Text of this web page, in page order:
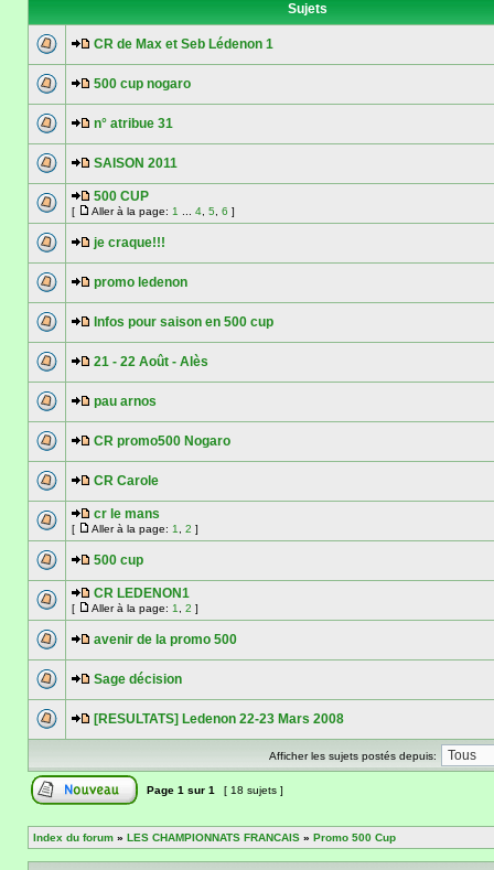
Sujets
CR de Max et Seb Lédenon 1
500 cup nogaro
n° atribue 31
SAISON 2011
500 CUP
[ Aller à la page: 1 4 5 6 ]
je craque!!!
promo ledenon
Infos pour saison en 500 cup
21 - 22 Août - Alès
pau arnos
CR promo500 Nogaro
CR Carole
cr le mans
[ Aller à la page: 1 2 ]
500 cup
CR LEDENON1
[ Aller à la page: 1 2 ]
avenir de la promo 500
Sage décision
[RESULTATS] Ledenon 22-23 Mars 2008
Afficher les sujets postés depuis:
Page 1 sur 1 [ 18 sujets ]
Index du forum » LES CHAMPIONNATS FRANCAIS » Promo 500 Cup